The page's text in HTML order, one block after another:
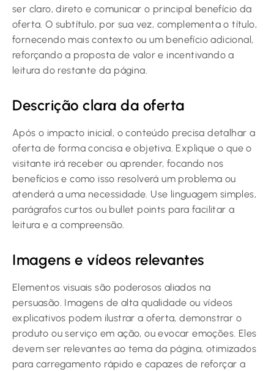
ser claro, direto e comunicar o principal benefício da
oferta. O subtítulo, por sua vez, complementa o título,
fornecendo mais contexto ou um benefício adicional,
reforçando a proposta de valor e incentivando a
leitura do restante da página.
Descrição clara da oferta
Após o impacto inicial, o conteúdo precisa detalhar a
oferta de forma concisa e objetiva. Explique o que o
visitante irá receber ou aprender, focando nos
benefícios e como isso resolverá um problema ou
atenderá a uma necessidade. Use linguagem simples,
parágrafos curtos ou bullet points para facilitar a
leitura e a compreensão.
Imagens e vídeos relevantes
Elementos visuais são poderosos aliados na
persuasão. Imagens de alta qualidade ou vídeos
explicativos podem ilustrar a oferta, demonstrar o
produto ou serviço em ação, ou evocar emoções. Eles
devem ser relevantes ao tema da página, otimizados
para carregamento rápido e capazes de reforçar a